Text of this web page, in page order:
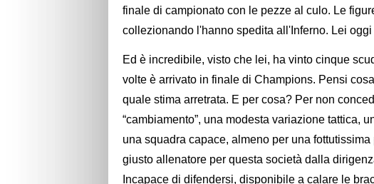
finale di campionato con le pezze al culo. Le
collezionando l'hanno spedita all'Inferno. Lei
Ed è incredibile, visto che lei, ha vinto cinque
volte è arrivato in finale di Champions. Pensi
quale stima arretrata. E per cosa? Per non
“cambiamento”, una modesta variazione tattica,
una squadra capace, almeno per una
giusto allenatore per questa società dalla
Incapace di difendersi, disponibile a calare le